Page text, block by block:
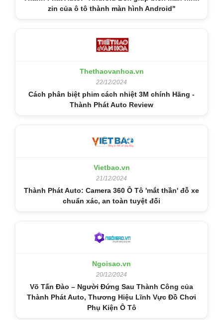
zin của ô tô thành màn hình Android"
Thethaovanhoa.vn
22/12/2024
Cách phân biệt phim cách nhiệt 3M chính Hãng -
Thành Phát Auto Review
Vietbao.vn
21/12/2024
Thành Phát Auto: Camera 360 Ô Tô 'mắt thần' đỗ xe
chuẩn xác, an toàn tuyệt đối
Ngoisao.vn
20/12/2024
Võ Tấn Đào – Người Đứng Sau Thành Công của
Thành Phát Auto, Thương Hiệu Lĩnh Vực Đồ Chơi
Phụ Kiện Ô Tô